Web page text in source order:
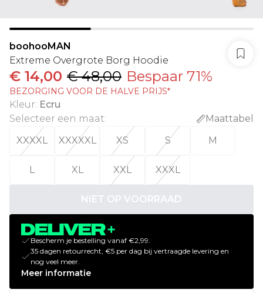
boohooMAN
Extreme Overgrote Borg Hoodie
€ 14,00 € 48,00 Bespaar 71%
BEZORGING VOOR DE HALVE PRIJS*
Kleur: Ecru
Selecteer een maat:
Maattabel
XXXXL
XXXXXL XS S M
L XL XXL XXXL
NIET OP VOORRAAD
Bescherm je bestelling vanaf €2,99.
35 dagen retourrecht, €5 per dag bij vertraagde levering en
nog veel meer.
Meer informatie